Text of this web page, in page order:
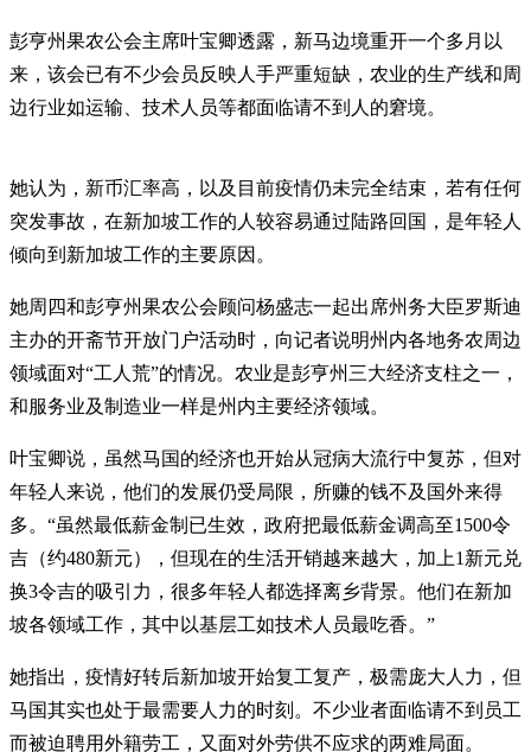
彭亨州果农公会主席叶宝卿透露，新马边境重开一个多月以
来，该会已有不少会员反映人手严重短缺，农业的生产线和周
边行业如运输、技术人员等都面临请不到人的窘境。
她认为，新币汇率高，以及目前疫情仍未完全结束，若有任何
突发事故，在新加坡工作的人较容易通过陆路回国，是年轻人
倾向到新加坡工作的主要原因。
她周四和彭亨州果农公会顾问杨盛志一起出席州务大臣罗斯迪
主办的开斋节开放门户活动时，向记者说明州内各地务农周边
领域面对“工人荒”的情况。农业是彭亨州三大经济支柱之一，
和服务业及制造业一样是州内主要经济领域。
叶宝卿说，虽然马国的经济也开始从冠病大流行中复苏，但对
年轻人来说，他们的发展仍受局限，所赚的钱不及国外来得
多。“虽然最低薪金制已生效，政府把最低薪金调高至1500令
吉（约480新元），但现在的生活开销越来越大，加上1新元兑
换3令吉的吸引力，很多年轻人都选择离乡背景。他们在新加
坡各领域工作，其中以基层工如技术人员最吃香。”
她指出，疫情好转后新加坡开始复工复产，极需庞大人力，但
马国其实也处于最需要人力的时刻。不少业者面临请不到员工
而被迫聘用外籍劳工，又面对外劳供不应求的两难局面。